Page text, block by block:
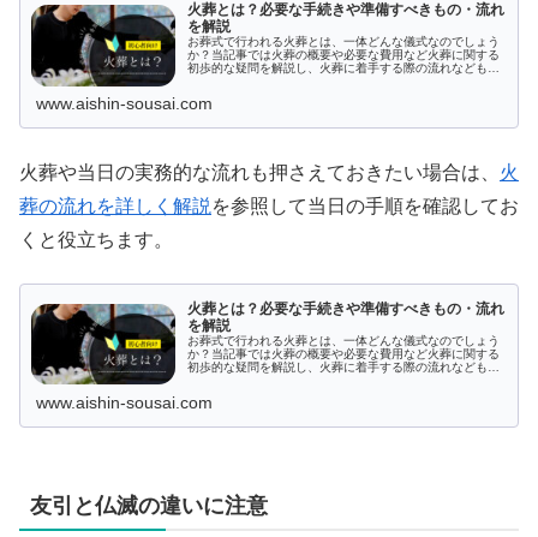
火葬とは？必要な手続きや準備すべきもの・流れ
を解説
お葬式で行われる火葬とは、一体どんな儀式なのでしょう
か？当記事では火葬の概要や必要な費用など火葬に関する
初歩的な疑問を解説し、火葬に着手する際の流れなども説
葬の必要性を見出してください。
www.aishin-sousai.com
火葬や当日の実務的な流れも押さえておきたい場合は、 火
葬の流れを詳しく解説 を参照して当日の手順を確認してお
くと役立ちます。
火葬とは？必要な手続きや準備すべきもの・流れ
を解説
お葬式で行われる火葬とは、一体どんな儀式なのでしょう
か？当記事では火葬の概要や必要な費用など火葬に関する
初歩的な疑問を解説し、火葬に着手する際の流れなども説
葬の必要性を見出してください。
www.aishin-sousai.com
友引と仏滅の違いに注意